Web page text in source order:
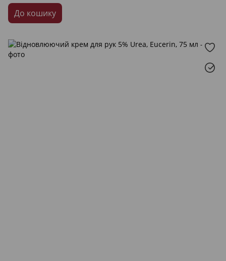
До кошику